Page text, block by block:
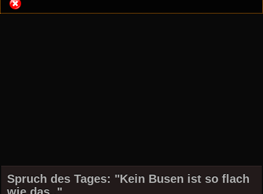
Spruch des Tages: "Kein Busen ist so flach